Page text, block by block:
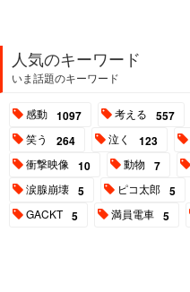
人気のキーワード
いま話題のキーワード
感動 1097 考える 557
笑う 264 泣く 123
衝撃映像 10 動物 7
涙腺崩壊 5 ピコ太郎 5
GACKT 5 満員電車 5